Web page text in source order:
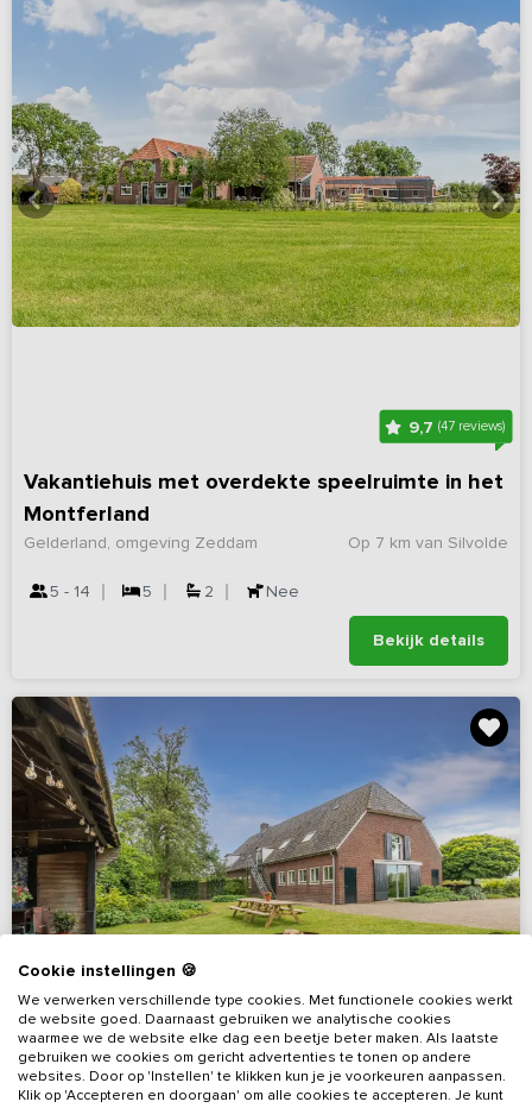
9,7(47 reviews)
Vakantiehuis met overdekte speelruimte in het
Montferland
Op 7 km van Silvolde
Gelderland, omgeving Zeddam
5 - 14 5 2 Nee
Bekijk details
Cookie instellingen 🍪
We verwerken verschillende type cookies. Met functionele cookies werkt
de website goed. Daarnaast gebruiken we analytische cookies
waarmee we de website elke dag een beetje beter maken. Als laatste
gebruiken we cookies om gericht advertenties te tonen op andere
websites. Door op 'Instellen' te klikken kun je je voorkeuren aanpassen.
Klik op 'Accepteren en doorgaan' om alle cookies te accepteren. Je kunt